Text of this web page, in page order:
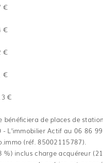
€
€
€
€
€
bénéficiera de places de
L'immobilier Actif au 06 86
(réf. 85002115787).
%) inclus charge acquéreur